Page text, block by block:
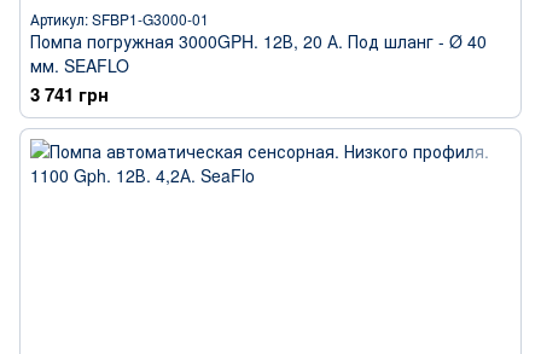
Артикул: SFBP1-G3000-01
Помпа погружная 3000GPH. 12В, 20 А. Под шланг - Ø 40
мм. SEAFLO
3 741 грн